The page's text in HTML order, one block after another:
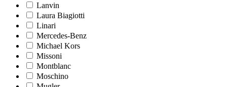
Lanvin
Laura Biagiotti
Linari
Mercedes-Benz
Michael Kors
Missoni
Montblanc
Moschino